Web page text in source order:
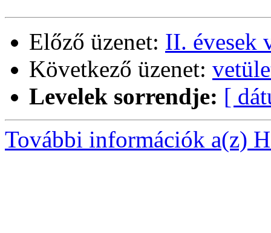
Előző üzenet: II. évesek
Következő üzenet:
Levelek sorrendje: [
További információk a(z)